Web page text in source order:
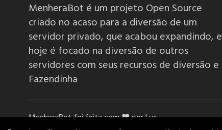
6.3.0
6.2.6
MenheraBot é um projeto Open Source
criado no acaso para a diversão de um
servidor privado, que acabou expandindo, e
hoje é focado na diversão de outros
servidores com seus recursos de diversão e
Fazendinha
MenheraBot foi feita com ❤️ por Lux.